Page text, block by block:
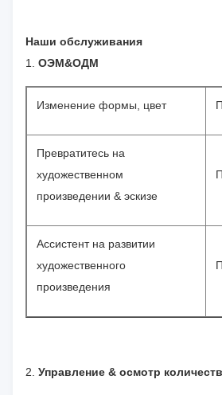
Наши обслуживания
1. ОЭМ&ОДМ
Изменение формы, цвет
Превратитесь на
художественном
произведении & эскизе
Ассистент на развитии
художественного
произведения
2. Управление & осмотр